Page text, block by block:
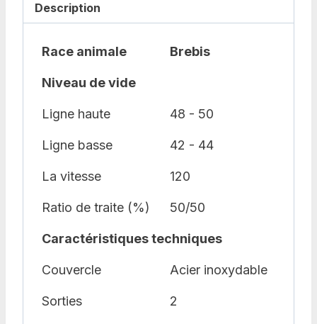
Description
Race animale Brebis
Niveau de vide
Ligne haute 48 - 50
Ligne basse 42 - 44
La vitesse 120
Ratio de traite (%) 50/50
Caractéristiques techniques
Couvercle Acier inoxydable
Sorties 2